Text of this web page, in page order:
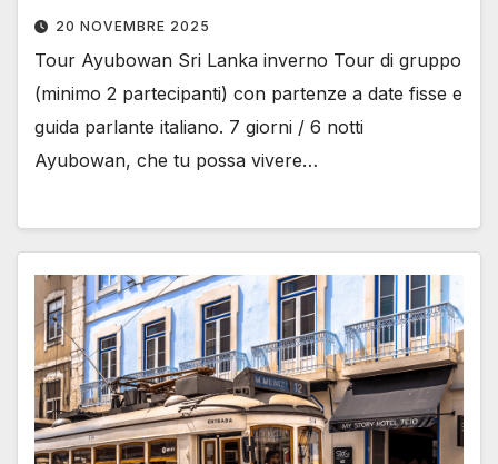
20 NOVEMBRE 2025
Tour Ayubowan Sri Lanka inverno Tour di gruppo
(minimo 2 partecipanti) con partenze a date fisse e
guida parlante italiano. 7 giorni / 6 notti
Ayubowan, che tu possa vivere…